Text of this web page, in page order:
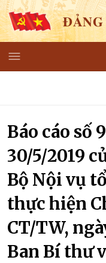
ĐẢNG
Báo cáo số
30/5/2019
Bộ Nội vụ
thực hiện
CT/TW,
Ban Bí thư